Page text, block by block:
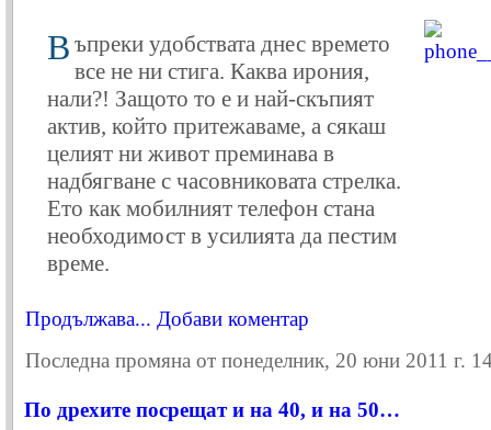
В ъпреки удобствата днес времето
все не ни стига. Каква ирония,
нали?! Защото то е и най-скъпият
актив, който притежаваме, а сякаш
целият ни живот преминава в
надбягване с часовниковата стрелка.
Ето как мобилният телефон стана
необходимост в усилията да пестим
време.
Продължава... Добави коментар
Последна промяна от понеделник, 20 юни 2011 г.
По дрехите посрещат и на 40, и на 50…